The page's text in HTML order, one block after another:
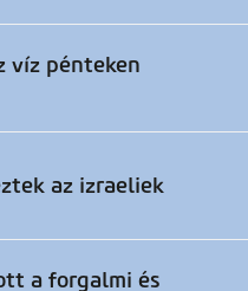
víz pénteken
az izraeliek
a forgalmi és